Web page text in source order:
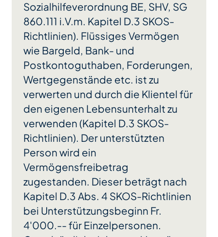
Sozialhilfeverordnung BE, SHV, SG
860.111 i.V.m. Kapitel D.3 SKOS-
Richtlinien). Flüssiges Vermögen
wie Bargeld, Bank- und
Postkontoguthaben, Forderungen,
Wertgegenstände etc. ist zu
verwerten und durch die Klientel für
den eigenen Lebensunterhalt zu
verwenden (Kapitel D.3 SKOS-
Richtlinien). Der unterstützten
Person wird ein
Vermögensfreibetrag
zugestanden. Dieser beträgt nach
Kapitel D.3 Abs. 4 SKOS-Richtlinien
bei Unterstützungsbeginn Fr.
4'000.-- für Einzelpersonen.